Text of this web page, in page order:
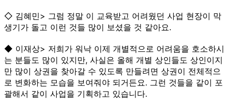
◇ 김혜민> 그럼 정말 이 교육받고 어려웠던 사업 현장이 막
생기가 돌고 이런 것들 많이 보셨을 것 같아요.
◆ 이재상> 저희가 워낙 이제 개별적으로 어려움을 호소하시
는 분들도 많이 있지만, 사실은 올해 개별 상인들도 상인이지
만 많이 상권을 찾아갈 수 있도록 만들려면 상권이 전체적으
로 변화하는 모습을 보여줘야 되거든요. 그런 것들을 같이 포
괄해서 같이 사업을 기획하고 있습니다.